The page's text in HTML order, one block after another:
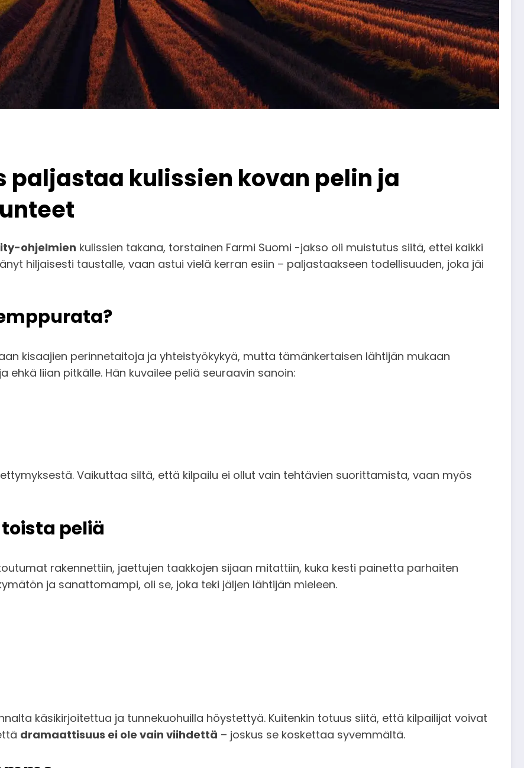
paljastaa kulissien kovan pelin ja
ohjelmien kulissien takana, torstainen Farmi Suomi -jakso oli muistutus siitä, ettei kaikki
hiljaisesti taustalle, vaan astui vielä kerran esiin – paljastaakseen todellisuuden, joka jäi
kisaajien perinnetaitoja ja yhteistyökykyä, mutta tämänkertaisen lähtijän mukaan
liian pitkälle. Hän kuvailee peliä seuraavin sanoin:
Vaikuttaa siltä, että kilpailu ei ollut vain tehtävien suorittamista, vaan myös
peliä
rakennettiin, jaettujen taakkojen sijaan mitattiin, kuka kesti painetta parhaiten
ja sanattomampi, oli se, joka teki jäljen lähtijän mieleen.
käsikirjoitettua ja tunnekuohuilla höystettyä. Kuitenkin totuus siitä, että kilpailijat voivat
dramaattisuus ei ole vain viihdettä – joskus se koskettaa syvemmältä.